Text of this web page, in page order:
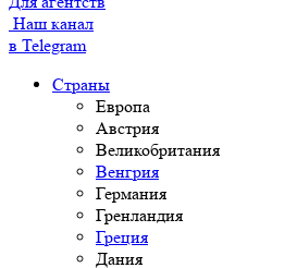
Наш канал
в Telegram
Страны
Европа
Австрия
Великобритания
Венгрия
Германия
Гренландия
Греция
Дания